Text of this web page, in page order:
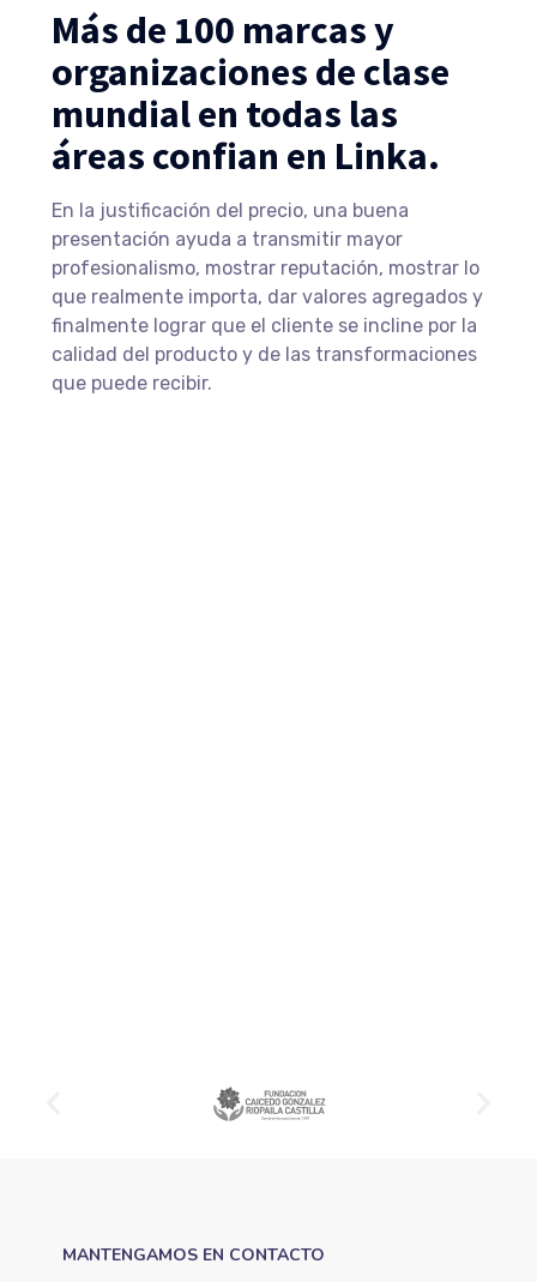
Más de 100 marcas y
organizaciones de clase
mundial en todas las
áreas confian en Linka.
En la justificación del precio, una buena
presentación ayuda a transmitir mayor
profesionalismo, mostrar reputación, mostrar lo
que realmente importa, dar valores agregados y
finalmente lograr que el cliente se incline por la
calidad del producto y de las transformaciones
que puede recibir.
MANTENGAMOS EN CONTACTO